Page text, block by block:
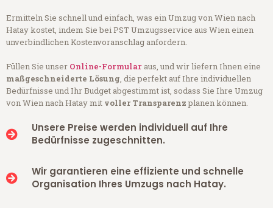
Ermitteln Sie schnell und einfach, was ein Umzug von Wien nach
Hatay kostet, indem Sie bei PST Umzugsservice aus Wien einen
unverbindlichen Kostenvoranschlag anfordern.
Füllen Sie unser Online-Formular aus, und wir liefern Ihnen eine
maßgeschneiderte Lösung, die perfekt auf Ihre individuellen
Bedürfnisse und Ihr Budget abgestimmt ist, sodass Sie Ihre Umzug
von Wien nach Hatay mit voller Transparenzplanen können.
Unsere Preise werden individuell auf Ihre
Bedürfnisse zugeschnitten.
Wir garantieren eine effiziente und schnelle
Organisation Ihres Umzugs nach Hatay.